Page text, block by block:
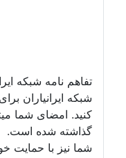
تفاهم نامه شبکه
شبکه ایرانیاران
گذاشته شده است.
شما نیز با حمایت